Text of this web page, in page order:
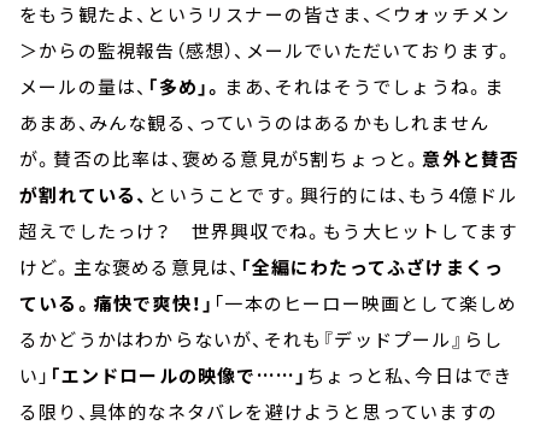
をもう観たよ、というリスナーの皆さま、＜ウォッチメン
＞からの監視報告（感想）、メールでいただいております。
メールの量は、 「多め」。 まあ、それはそうでしょうね。ま
あまあ、みんな観る、っていうのはあるかもしれません
が。賛否の比率は、褒める意見が5割ちょっと。意外と賛否
が割れている、 ということです。興行的には、もう4億ドル
超えでしたっけ？ 世界興収でね。もう大ヒットしてます
けど。主な褒める意見は、 「全編にわたってふざけまくっ
ている。痛快で爽快！」 「一本のヒーロー映画として楽しめ
るかどうかはわからないが、それも『デッドプール』らし
い」 「エンドロールの映像で……」 ちょっと私、今日はでき
る限り、具体的なネタバレを避けようと思っていますの